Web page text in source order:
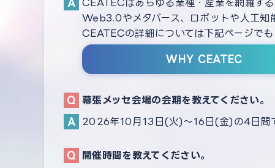
CEATECはあらゆる業種・産業を網羅する
Web3.0やメタバース、ロボットや人工知
CEATECの詳細については下記ページでも
WHY CEATEC
幕張メッセ会場の会期を教えてください。
2026年10月13日(火)～16日(金)の4日間で
開催時間を教えてください。